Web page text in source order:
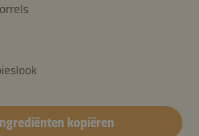
kopiëren